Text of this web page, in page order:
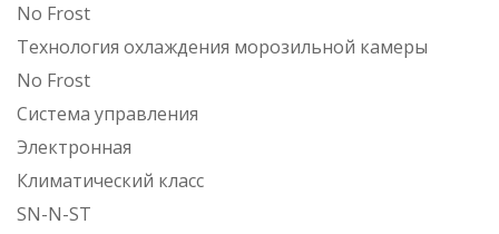
No Frost
Технология охлаждения морозильной камеры
No Frost
Система управления
Электронная
Климатический класс
SN-N-ST